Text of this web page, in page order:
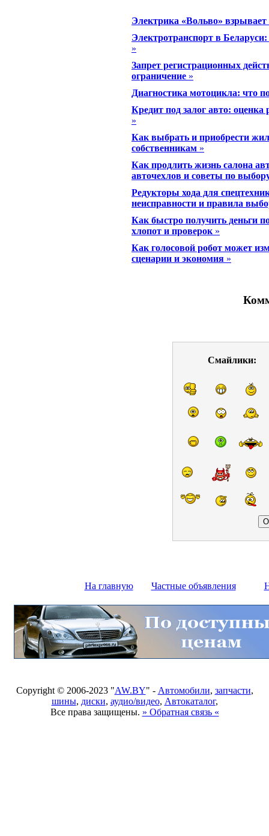
Электрика «Вольво» взрывает
Электротранспорт в
»
Запрет регистрационных
ограничение »
Диагностика мотоцикла: что
Кредит под залог авто:
»
Как выбрать и приобрести
собственникам »
Как продлить жизнь салона
авточехлов и советы по
Редукторы хода для
неисправности и правила
Как быстро получить деньги
хлопот и проверок »
Как голосовой робот может
сценарии и экономия »
Смайлики:
На главную Частные объявления
Copyright © 2006-2023 "AW.BY" - Автомобили, запчасти,
шины, диски, аудио/видео, Автокаталог,
Все права защищены. » Обратная связь «